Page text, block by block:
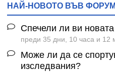
НАЙ-НОВОТО ВЪВ
Спечели ли ви
преди 35 дни, 10 часа и 12
Може ли да се
изследвания?